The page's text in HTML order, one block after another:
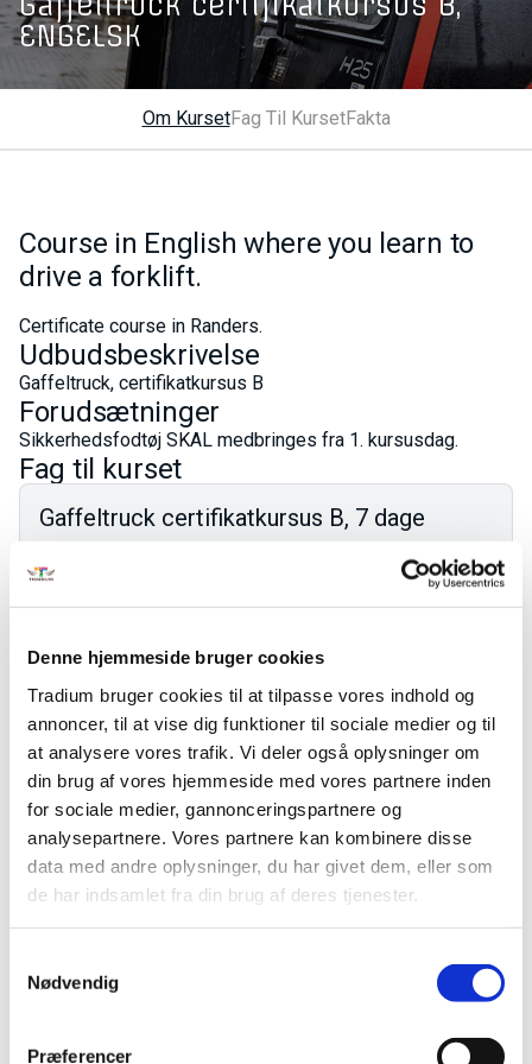
Denne hjemmeside bruger cookies
Tradium bruger cookies til at tilpasse vores indhold og
annoncer, til at vise dig funktioner til sociale medier og til
at analysere vores trafik. Vi deler også oplysninger om
din brug af vores hjemmeside med vores partnere inden
for sociale medier, gannonceringspartnere og
analysepartnere. Vores partnere kan kombinere disse
data med andre oplysninger, du har givet dem, eller som
de har indsamlet fra din brug af deres tjenester.
Nødvendig
Præferencer
ENGELSK
Om KursetFag Til KursetFakta
Course in English where you learn to
drive a forklift.
Certificate course in Randers.
Udbudsbeskrivelse
Gaffeltruck, certifikatkursus B
Forudsætninger
Sikkerhedsfodtøj SKAL medbringes fra 1. kursusdag.
Fag til kurset
Gaffeltruck certifikatkursus B, 7 dage
Fagkode
47592
Pris:
1.526,00 kr.
Fakta
VEU-Godtgørelse og befordringstilskud
Praktiske informationer
Målgruppe